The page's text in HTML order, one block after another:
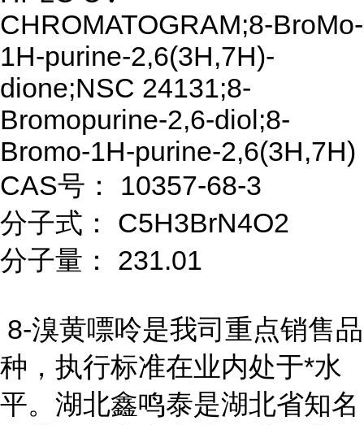
CHROMATOGRAM;8-BroMo-
1H-purine-2,6(3H,7H)-
dione;NSC 24131;8-
Bromopurine-2,6-diol;8-
Bromo-1H-purine-2,6(3H,7H)
CAS号： 10357-68-3
分子式： C5H3BrN4O2
分子量： 231.01
8-溴黄嘌呤是我司重点销售品
种，执行标准在业内处于*水
平。湖北鑫鸣泰是湖北省知名